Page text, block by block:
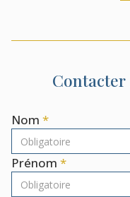
Contacter
Nom
Prénom